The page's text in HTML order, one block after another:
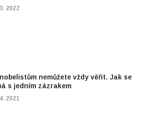
2022
nemůžete vždy věřit. Jak se
s jedním zázrakem
2021